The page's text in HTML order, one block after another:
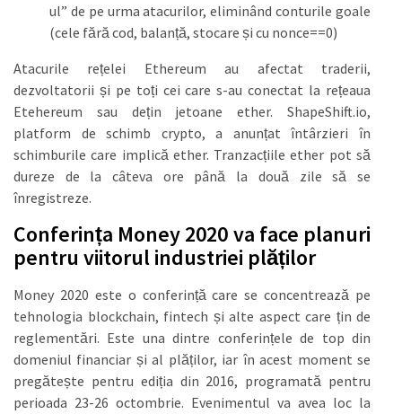
ul” de pe urma atacurilor, eliminând conturile goale
(cele fără cod, balanță, stocare și cu nonce==0)
Atacurile rețelei Ethereum au afectat traderii,
dezvoltatorii și pe toți cei care s-au conectat la rețeaua
Etehereum sau dețin jetoane ether. ShapeShift.io,
platform de schimb crypto, a anunțat întârzieri în
schimburile care implică ether. Tranzacțiile ether pot să
dureze de la câteva ore până la două zile să se
înregistreze.
Conferința Money 2020 va face planuri
pentru viitorul industriei plăților
Money 2020 este o conferință care se concentrează pe
tehnologia blockchain, fintech și alte aspect care țin de
reglementări. Este una dintre conferințele de top din
domeniul financiar și al plăților, iar în acest moment se
pregătește pentru ediția din 2016, programată pentru
perioada 23-26 octombrie. Evenimentul va avea loc la